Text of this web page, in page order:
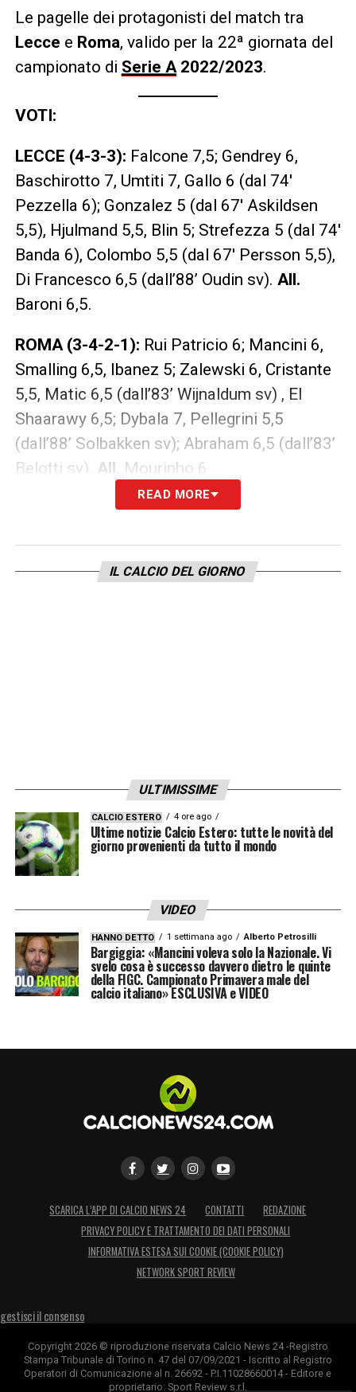
Le pagelle dei protagonisti del match tra
Lecce e Roma, valido per la 22ª giornata del
campionato di Serie A2022/2023.
VOTI:
LECCE (4-3-3): Falcone 7,5; Gendrey 6,
Baschirotto 7, Umtiti 7, Gallo 6 (dal 74′
Pezzella 6); Gonzalez 5 (dal 67′ Askildsen
5,5), Hjulmand 5,5, Blin 5; Strefezza 5 (dal 74′
Banda 6), Colombo 5,5 (dal 67′ Persson 5,5),
Di Francesco 6,5 (dall’88’ Oudin sv). All.
Baroni 6,5.
ROMA (3-4-2-1): Rui Patricio 6; Mancini 6,
Smalling 6,5, Ibanez 5; Zalewski 6, Cristante
5,5, Matic 6,5 (dall’83’ Wijnaldum sv) , El
Shaarawy 6,5; Dybala 7, Pellegrini 5,5
(dall’88’ Solbakken sv); Abraham 6,5 (dall’83’
Belotti sv).
All. Mourinho 6.
READ MORE
IL CALCIO DEL GIORNO
ULTIMISSIME
CALCIO ESTERO 4 ore ago
Ultime notizie Calcio Estero: tutte le novità del
giorno provenienti da tutto il mondo
VIDEO
HANNO DETTO 1 settimana ago Alberto Petrosilli
Bargiggia: «Mancini voleva solo la Nazionale. Vi
svelo cosa è successo davvero dietro le quinte
della FIGC. Campionato Primavera male del
calcio italiano» ESCLUSIVA e VIDEO
SCARICA L’APP DI CALCIO NEWS 24 CONTATTI
REDAZIONE
PRIVACY POLICY E TRATTAMENTO DEI DATI PERSONALI
INFORMATIVA ESTESA SUI COOKIE (COOKIE POLICY)
NETWORK SPORT REVIEW
gestisci il consenso
Copyright 2026 © riproduzione riservata Calcio News 24 -Registro
Stampa Tribunale di Torino n. 47 del 07/09/2021 - Iscritto al Registro
Operatori di Comunicazione al n. 26692 - P.I.11028660014 - Editore e
proprietario: Sport Review s.r.l.